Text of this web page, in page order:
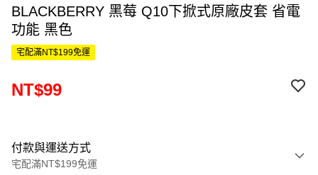
BLACKBERRY 黑莓 Q10下掀式原廠皮套 省電
功能 黑色
宅配滿NT$199免運
NT$99
付款與運送方式
宅配滿NT$199免運